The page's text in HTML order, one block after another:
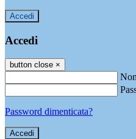
Accedi
Accedi
button close ×
Password dimenticata?